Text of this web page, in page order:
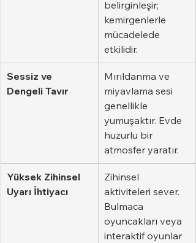
belirginleşir;
kemirgenlerle
mücadelede
etkilidir.
Sessiz ve
Dengeli Tavır
Mırıldanma ve
miyavlama sesi
genellikle
yumuşaktır. Evde
huzurlu bir
atmosfer yaratır.
Yüksek Zihinsel
Uyarı İhtiyacı
Zihinsel
aktiviteleri sever.
Bulmaca
oyuncakları veya
interaktif oyunlar